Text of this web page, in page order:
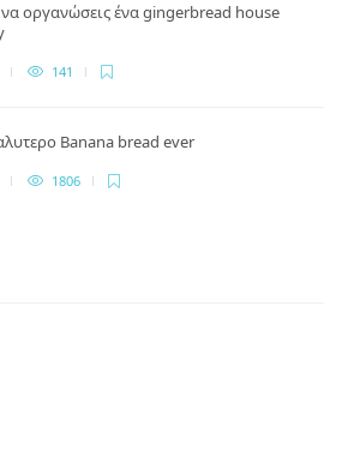
οργανώσεις ένα gingerbread house
141
Banana bread ever
1806